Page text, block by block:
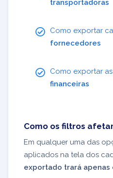
transportadoras
Como exportar
fornecedores
Como exportar
financeiras
Como os filtros
Em qualquer uma das
aplicados na tela dos
exportado trará